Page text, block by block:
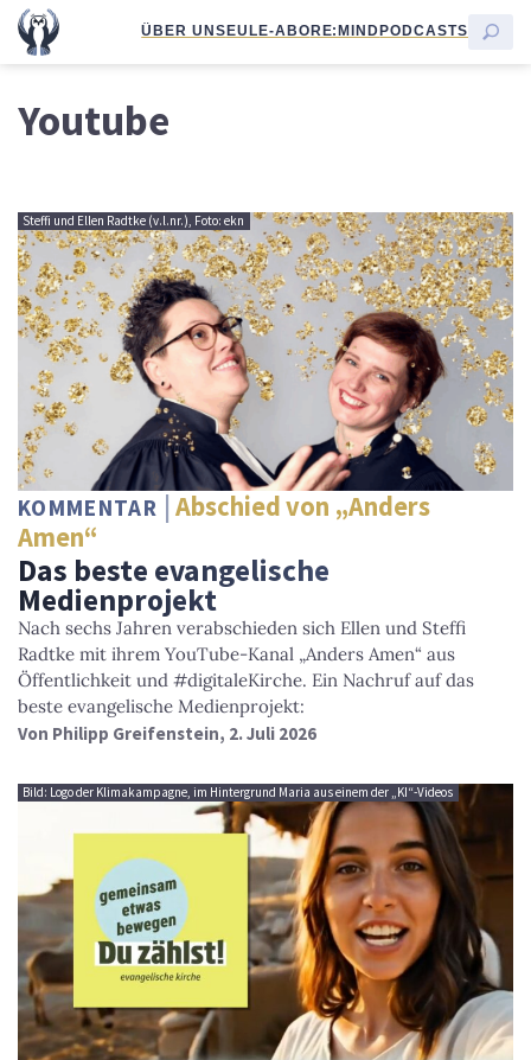
ÜBER UNSEULE-ABORE:MINDPODCASTS
Youtube
Steffi und Ellen Radtke (v.l.nr.), Foto: ekn
KOMMENTAR
Abschied von „Anders
Amen“
Das beste evangelische
Medienprojekt
Nach sechs Jahren verabschieden sich Ellen und Steffi
Radtke mit ihrem YouTube-Kanal „Anders Amen“ aus
Öffentlichkeit und #digitaleKirche. Ein Nachruf auf das
beste evangelische Medienprojekt:
Von Philipp Greifenstein, 2. Juli 2026
Bild: Logo der Klimakampagne, im Hintergrund Maria aus einem der „KI“-Videos